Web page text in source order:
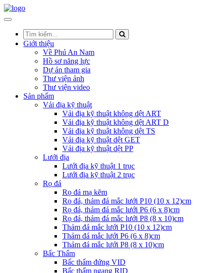
Giới thiệu
Về Phú An Nam
Hồ sơ năng lực
Dự án tham gia
Thư viện ảnh
Thư viện video
Sản phẩm
Vải địa kỹ thuật
Vải địa kỹ thuật không dệt ART
Vải địa kỹ thuật không dệt ART D
Vải địa kỹ thuật không dệt TS
Vải địa kỹ thuật dệt GET
Vải địa kỹ thuật dệt PP
Lưới địa
Lưới địa kỹ thuật 1 trục
Lưới địa kỹ thuật 2 trục
Rọ đá
Rọ đá mạ kẽm
Rọ đá, thảm đá mắc lưới P10 (10 x 12)cm
Rọ đá, thảm đá mắc lưới P6 (6 x 8)cm
Rọ đá, thảm đá mắc lưới P8 (8 x 10)cm
Thảm đá mắc lưới P10 (10 x 12)cm
Thảm đá mắc lưới P6 (6 x 8)cm
Thảm đá mắc lưới P8 (8 x 10)cm
Bấc Thấm
Bấc thấm đứng VID
Bấc thấm ngang RID